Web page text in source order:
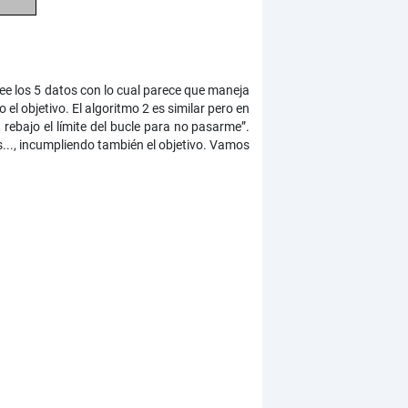
los 5 datos con lo cual parece que maneja
el objetivo. El algoritmo 2 es similar pero en
el límite del bucle para no pasarme”.
incumpliendo también el objetivo. Vamos